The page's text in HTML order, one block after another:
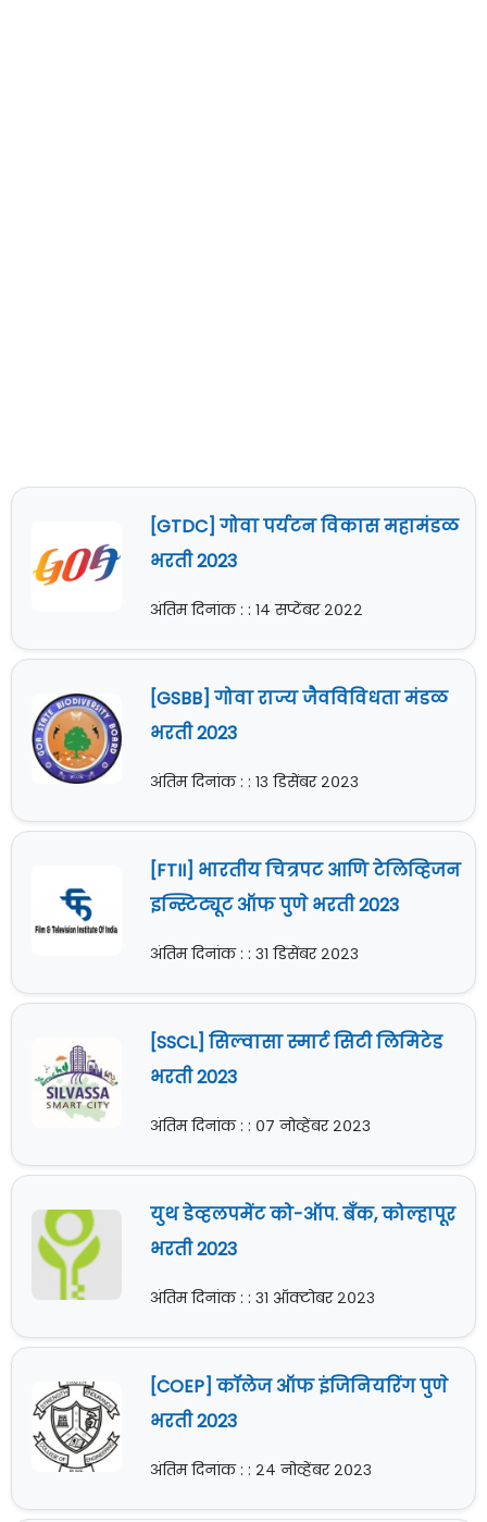
[GTDC] गोवा पर्यटन विकास महामंडळ
भरती 2023
अंतिम दिनांक : : १४ सप्टेंबर २०२२
[GSBB] गोवा राज्य जैवविविधता मंडळ
भरती 2023
अंतिम दिनांक : : १३ डिसेंबर २०२३
[FTII] भारतीय चित्रपट आणि टेलिव्हिजन
इन्स्टिट्यूट ऑफ पुणे भरती 2023
अंतिम दिनांक : : ३१ डिसेंबर २०२३
[SSCL] सिल्वासा स्मार्ट सिटी लिमिटेड
भरती 2023
अंतिम दिनांक : : ०७ नोव्हेंबर २०२३
युथ डेव्हलपमेंट को-ऑप. बँक, कोल्हापूर
भरती 2023
अंतिम दिनांक : : ३१ ऑक्टोबर २०२३
[COEP] कॉलेज ऑफ इंजिनियरिंग पुणे
भरती 2023
अंतिम दिनांक : : २४ नोव्हेंबर २०२३